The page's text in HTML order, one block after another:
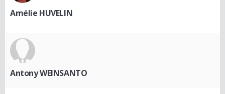
Amélie HUVELIN
Antony WEINSANTO